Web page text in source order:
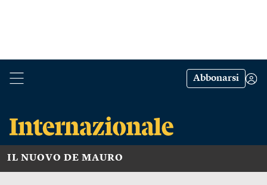
Abbonarsi
IL NUOVO DE MAURO